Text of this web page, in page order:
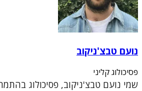
נועם טבצ'ניקוב
פסיכולוג קליני
שמי נועם טבצ'ניקוב, פסיכולוג